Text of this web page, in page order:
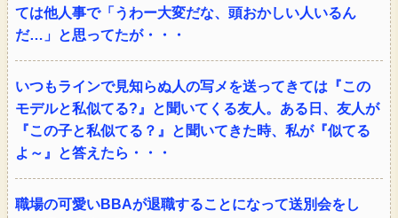
ては他人事で「うわー大変だな、頭おかしい人いるん
だ…」と思ってたが・・・
いつもラインで見知らぬ人の写メを送ってきては『この
モデルと私似てる?』と聞いてくる友人。ある日、友人が
『この子と私似てる？』と聞いてきた時、私が『似てる
よ～』と答えたら・・・
職場の可愛いBBAが退職することになって送別会をし